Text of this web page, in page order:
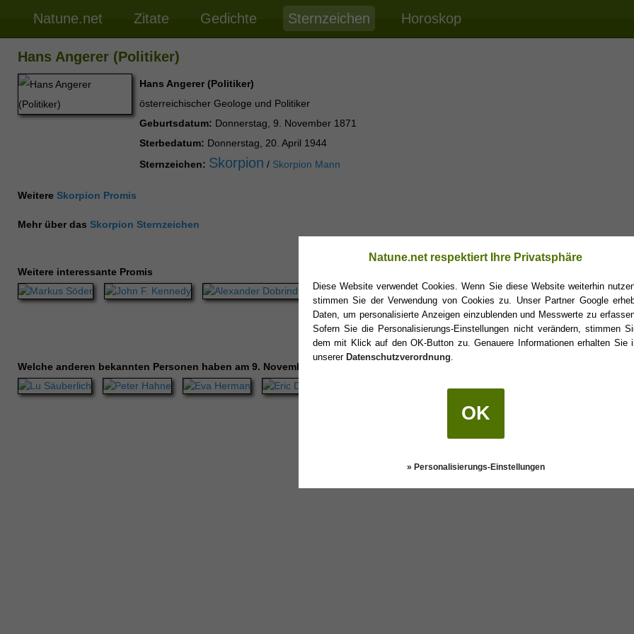
Natune.net Zitate Gedichte Sternzeichen Horoskop
Hans Angerer (Politiker)
Hans Angerer (Politiker)
österreichischer Geologe und Politiker
Geburtsdatum: Donnerstag, 9. November 1871
Sterbedatum: Donnerstag, 20. April 1944
Sternzeichen: Skorpion / Skorpion Mann
Weitere Skorpion Promis
Mehr über das Skorpion Sternzeichen
Weitere interessante Promis
Welche anderen bekannten Personen haben am 9. November Geburtstag?
Natune.net respektiert Ihre Privatsphäre
Diese Website verwendet Cookies. Wenn Sie diese Website weiterhin
stimmen Sie der Verwendung von Cookies zu. Unser Partner Google
Daten, um personalisierte Anzeigen einzublenden und Messwerte zu
Sofern Sie die Personalisierungs-Einstellungen nicht verändern, stimmen
dem mit Klick auf den OK-Button zu. Genauere Informationen erhalten Sie
unserer Datenschutzverordnung.
OK
» Personalisierungs-Einstellungen